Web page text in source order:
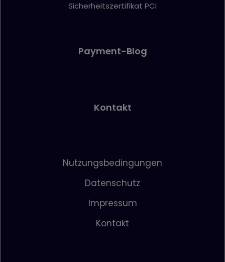
Sicherheitszertifikat PCI
Payment-Blog
Kontakt
Nutzungsbedingungen
Datenschutz
Impressum
Kontakt